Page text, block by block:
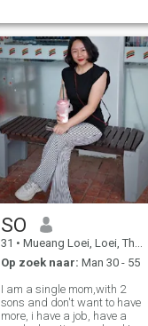
SO
31 • Mueang Loei, Loei, Thailand
Op zoek naar: Man 30 - 55
I am a single mom,with 2
sons and don't want to have
more, i have a job, have a